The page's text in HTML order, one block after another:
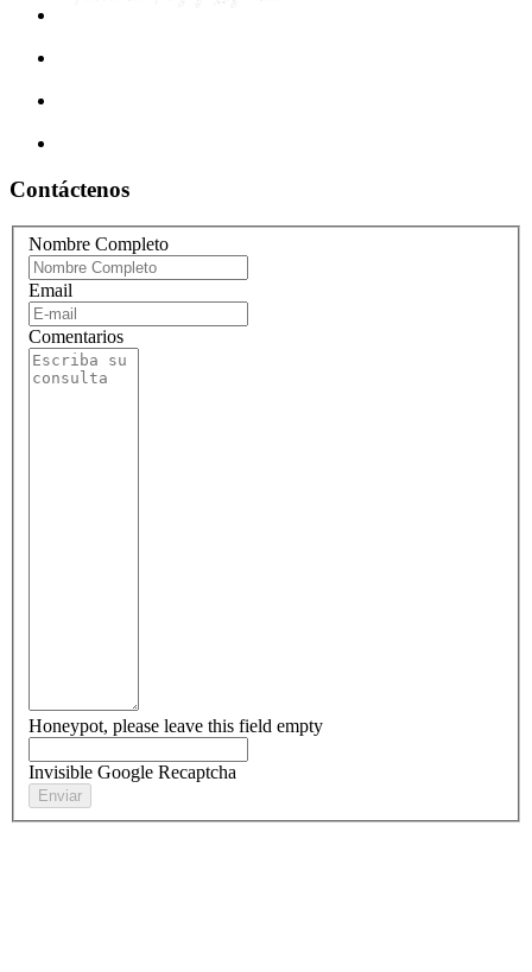
Contáctenos
Nombre Completo
Email
Comentarios
Honeypot, please leave this field empty
Invisible Google Recaptcha